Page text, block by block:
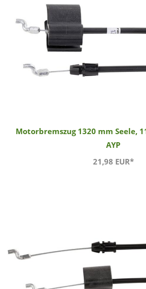
Motorbremszug 1320 mm Seele,
AYP
21,98 EUR*